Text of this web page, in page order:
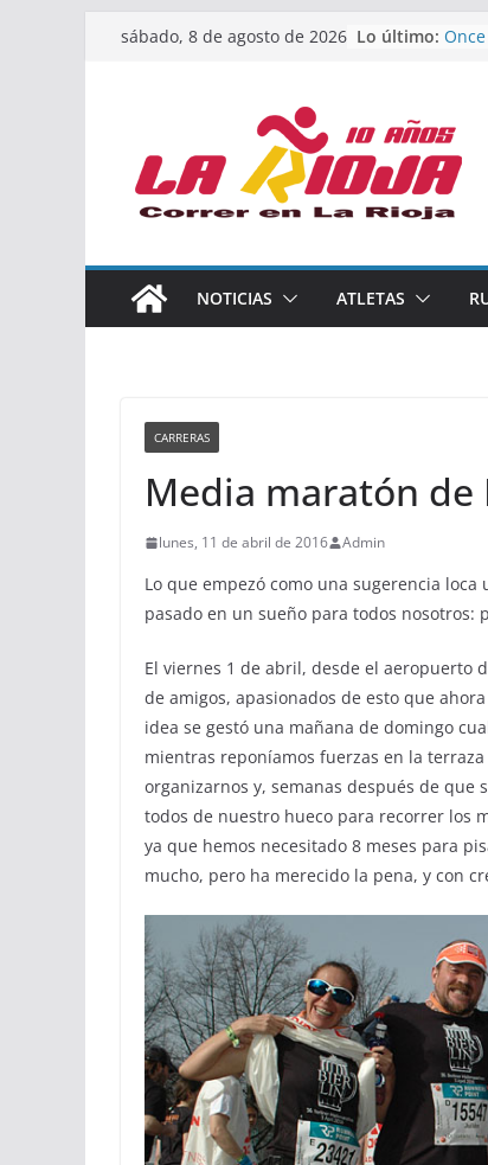
Saltarsábado, 8 de agosto de 2026 Lo último:
los
Un
de
NOTICIAS ATLETAS
CARRERAS
Media maratón de
lunes, 11 de abril de 2016 Admin
Lo que empezó como una sugerencia
pasado en un sueño para todos
El viernes 1 de abril, desde el aeropuerto
de amigos, apasionados de esto que
idea se gestó una mañana de domingo
mientras reponíamos fuerzas en la
organizarnos y, semanas después de
todos de nuestro hueco para recorrer los
ya que hemos necesitado 8 meses para
mucho, pero ha merecido la pena, y con